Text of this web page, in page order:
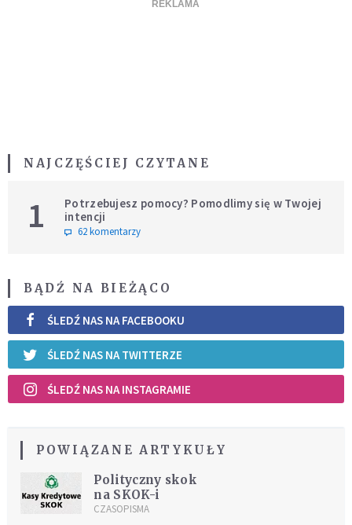
NAJCZĘŚCIEJ CZYTANE
1
Potrzebujesz pomocy? Pomodlimy się w Twojej
intencji
62 komentarzy
BĄDŹ NA BIEŻĄCO
ŚLEDŹ NAS NA FACEBOOKU
ŚLEDŹ NAS NA TWITTERZE
ŚLEDŹ NAS NA INSTAGRAMIE
POWIĄZANE ARTYKUŁY
Polityczny skok
na SKOK-i
CZASOPISMA